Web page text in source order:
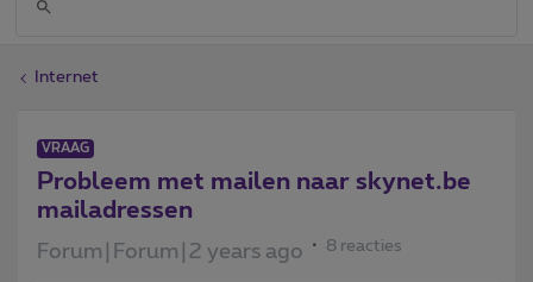
Internet
VRAAG
Probleem met mailen naar skynet.be
mailadressen
Forum|Forum|2 years ago 8 reacties